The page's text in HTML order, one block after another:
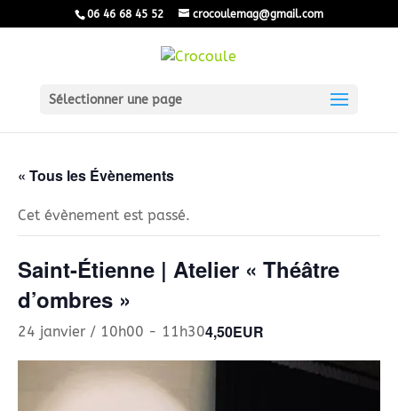
06 46 68 45 52 crocoulemag@gmail.com
Sélectionner une page
« Tous les Évènements
Cet évènement est passé.
Saint-Étienne | Atelier « Théâtre
d’ombres »
24 janvier / 10h00 - 11h304,50EUR